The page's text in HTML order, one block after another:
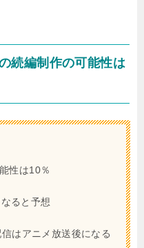
続編制作の可能性は
性は10％
ると予想
はアニメ放送後になる